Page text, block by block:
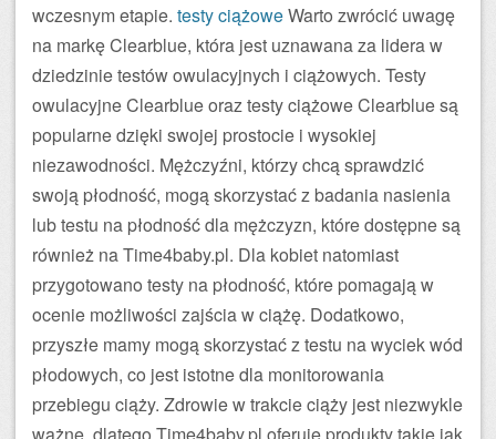
wczesnym etapie. testy ciążoweWarto zwrócić uwagę
na markę Clearblue, która jest uznawana za lidera w
dziedzinie testów owulacyjnych i ciążowych. Testy
owulacyjne Clearblue oraz testy ciążowe Clearblue są
popularne dzięki swojej prostocie i wysokiej
niezawodności. Mężczyźni, którzy chcą sprawdzić
swoją płodność, mogą skorzystać z badania nasienia
lub testu na płodność dla mężczyzn, które dostępne są
również na Time4baby.pl. Dla kobiet natomiast
przygotowano testy na płodność, które pomagają w
ocenie możliwości zajścia w ciążę. Dodatkowo,
przyszłe mamy mogą skorzystać z testu na wyciek wód
płodowych, co jest istotne dla monitorowania
przebiegu ciąży. Zdrowie w trakcie ciąży jest niezwykle
ważne, dlatego Time4baby.pl oferuje produkty takie jak